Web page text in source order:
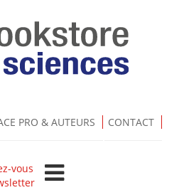
PRO & AUTEURS CONTACT
vous